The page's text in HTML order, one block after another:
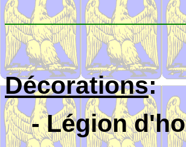
Décorations:
- Légion